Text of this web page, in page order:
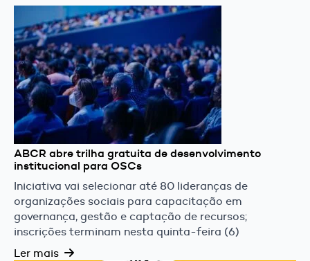
ABCR abre trilha gratuita de desenvolvimento
institucional para OSCs
Iniciativa vai selecionar até 80 lideranças de
organizações sociais para capacitação em
governança, gestão e captação de recursos;
inscrições terminam nesta quinta-feira (6)
Ler mais